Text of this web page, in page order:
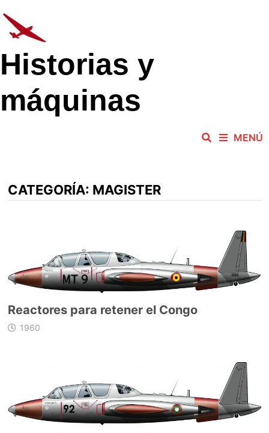
al
contenido
Historias y
máquinas
MENÚ
CATEGORÍA: MAGISTER
Reactores para retener el Congo
1960